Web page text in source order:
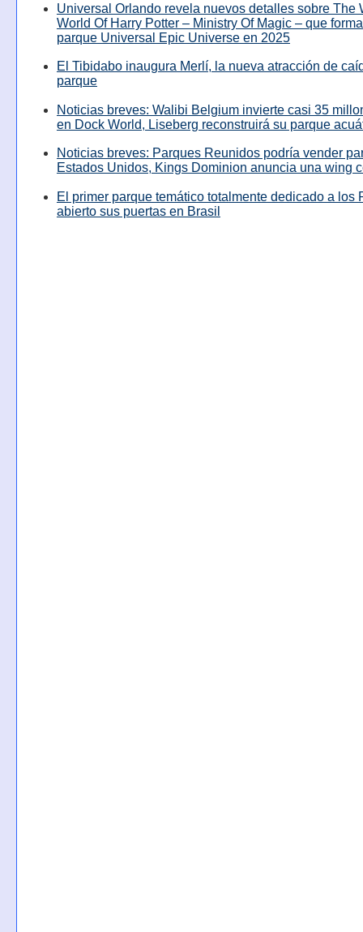
Universal Orlando revela nuevos detalles sobre The
World Of Harry Potter – Ministry Of Magic – que
parque Universal Epic Universe en 2025
El Tibidabo inaugura Merlí, la nueva atracción de
parque
Noticias breves: Walibi Belgium invierte casi 35
en Dock World, Liseberg reconstruirá su parque
Noticias breves: Parques Reunidos podría vender
Estados Unidos, Kings Dominion anuncia una wing
El primer parque temático totalmente dedicado a los
abierto sus puertas en Brasil